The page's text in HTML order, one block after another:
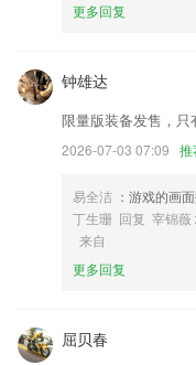
闲来广东麻将软件优
费阅读书屋，“素质+学习”
2.我们一起学英语！让我们
3.每月出具一份月份报告
主动要学。
5.在线生成学习报告。
6.题量大，多个刷题板块，
旅途圈页面新增【达人推荐
更多回复
钟雄达
限量版装备发售，只
2026-07-03 07:09 推
易全洁 ：游戏的画
丁生珊 回复 宰锦薇
来自
更多回复
屈贝春